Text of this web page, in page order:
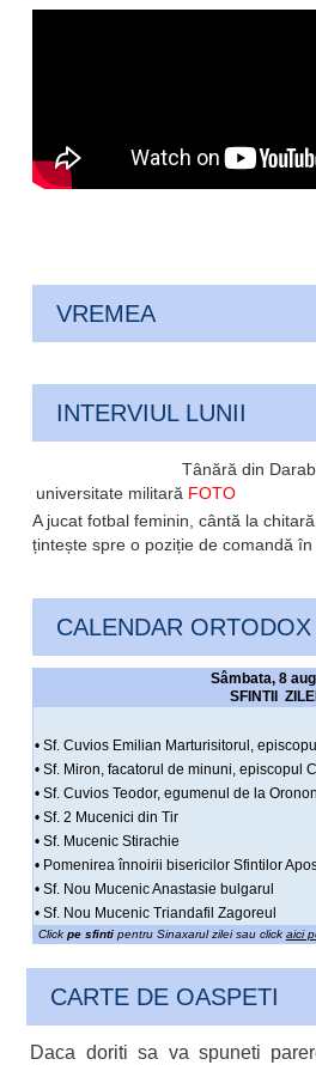
VREMEA
INTERVIUL LUNII
Tânără din
universitate militară FOTO
A jucat fotbal feminin, cântă la
țintește spre o poziție de comandă în
CALENDAR ORTODOX
Sâmbata, 8
SFINTII ZILEI
• Sf. Cuvios Emilian Marturisitorul,
• Sf. Miron, facatorul de minuni, episcopul
• Sf. Cuvios Teodor, egumenul de la Oronon
• Sf. 2 Mucenici din Tir
• Sf. Mucenic Stirachie
• Pomenirea înnoirii bisericilor Sfintilor
• Sf. Nou Mucenic Anastasie bulgarul
• Sf. Nou Mucenic Triandafil Zagoreul
Click pe sfintipentru Sinaxarul zilei sau click aici
CARTE DE OASPETI
Daca doriti sa va spuneti